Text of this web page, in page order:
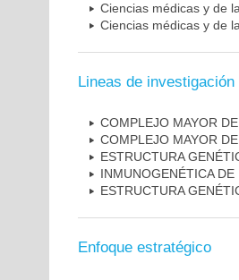
Ciencias médicas y de
Ciencias médicas y de
Lineas de investigación
COMPLEJO MAYOR
COMPLEJO MAYOR
ESTRUCTURA
INMUNOGENÉTICA
ESTRUCTURA
Enfoque estratégico